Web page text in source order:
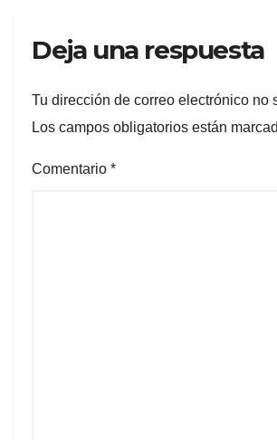
Deja una respuesta
Tu dirección de correo electrónico no
Los campos obligatorios están
Comentario *